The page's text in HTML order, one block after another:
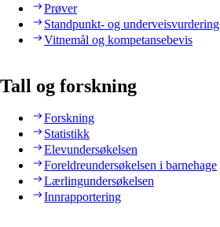
Prøver
Standpunkt- og underveisvurdering
Vitnemål og kompetansebevis
Tall og forskning
Forskning
Statistikk
Elevundersøkelsen
Foreldreundersøkelsen i barnehage
Lærlingundersøkelsen
Innrapportering